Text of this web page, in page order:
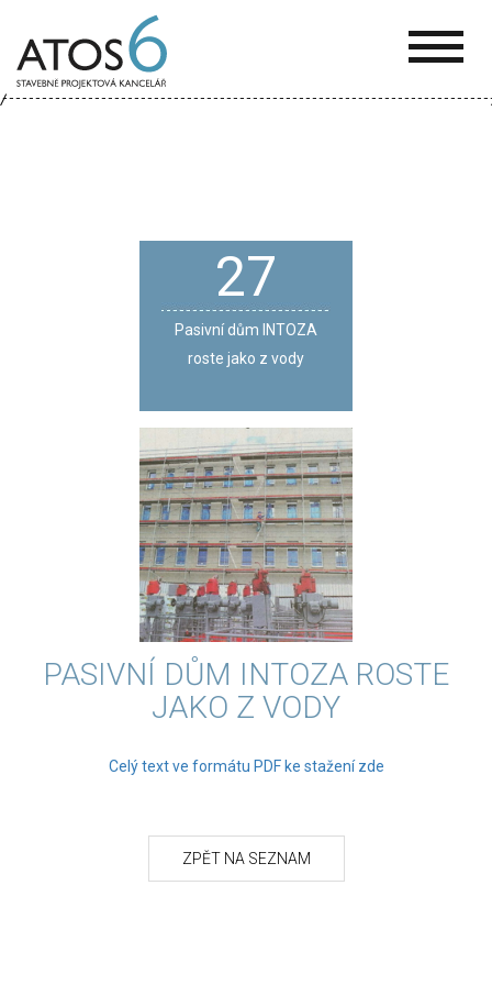
6
27
Pasivní dům INTOZA
roste jako z vody
PASIVNÍ DŮM INTOZA ROSTE
JAKO Z VODY
Celý text ve formátu PDF ke stažení zde